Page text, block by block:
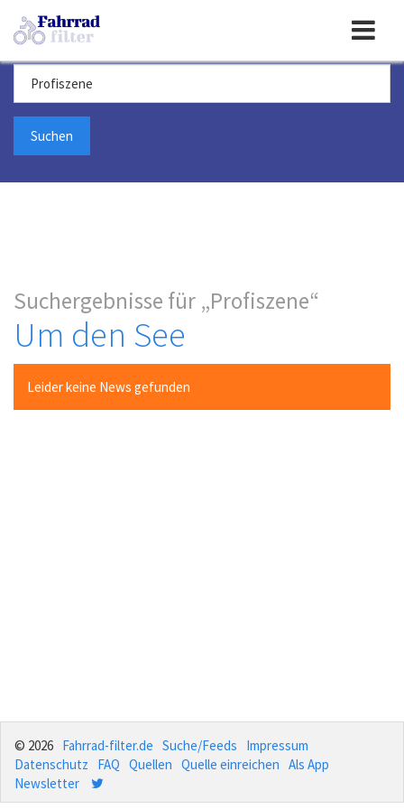
Toggle
navigation
Suchbegriff
Suchergebnisse für Profiszene
Um den See
Leider keine News gefunden
© 2026 Fahrrad-filter.de Suche/Feeds
Impressum
Datenschutz
FAQ Quellen Quelle einreichen Als App
Newsletter